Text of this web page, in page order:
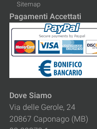
Sitemap
Pagamenti Accettati
Dove Siamo
Via delle Gerole, 24
20867 Caponago (MB)